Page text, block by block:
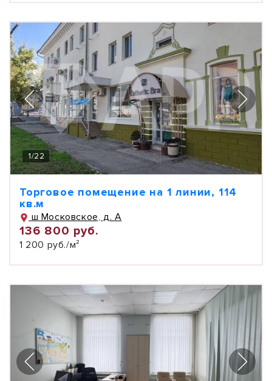
1/22
Торговое помещение на 1 линии, 114
кв.м
ш Московское, д. А
136 800 руб.
1 200 руб./м²